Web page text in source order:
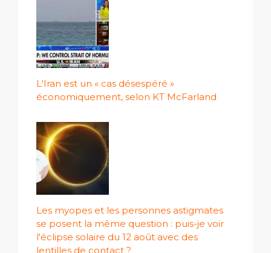
L'Iran est un « cas désespéré »
économiquement, selon KT McFarland
Les myopes et les personnes astigmates
se posent la même question : puis-je voir
l'éclipse solaire du 12 août avec des
lentilles de contact ?